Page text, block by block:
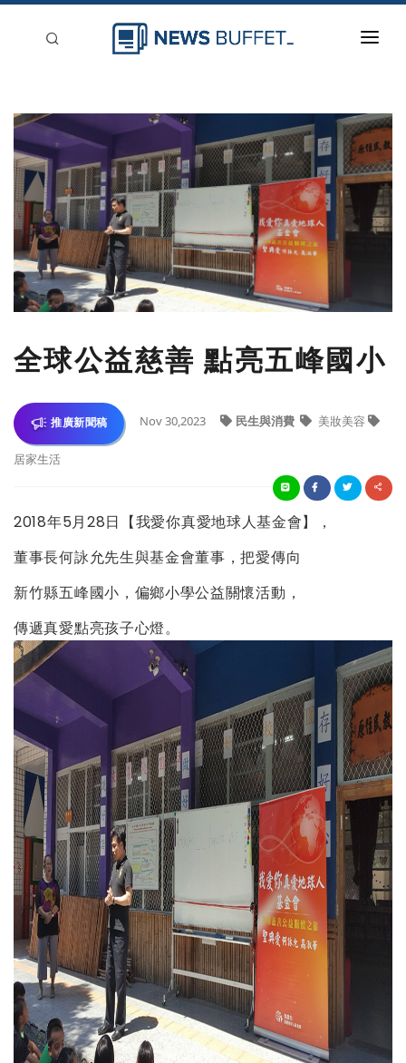
新聞稿分類
刊登
全球公益慈善 點亮五峰國小
推廣新聞稿 Nov 30,2023 民生與消費 美妝美容
居家生活
2018年5月28日【我愛你真愛地球人基金會】，
董事長何詠允先生與基金會董事，把愛傳向
新竹縣五峰國小，偏鄉小學公益關懷活動，
傳遞真愛點亮孩子心燈。